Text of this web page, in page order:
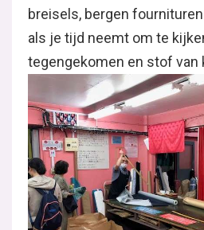
breisels, bergen
als je tijd neemt om te
tegengekomen en stof van